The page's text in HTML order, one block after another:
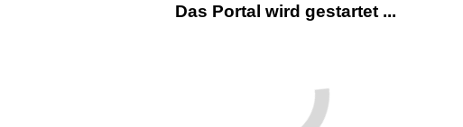
Das Portal wird gestartet ...